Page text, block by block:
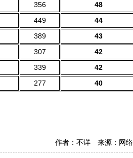
356 48
449 44
389 43
307 42
339 42
277 40
作者：不详 来源：网络